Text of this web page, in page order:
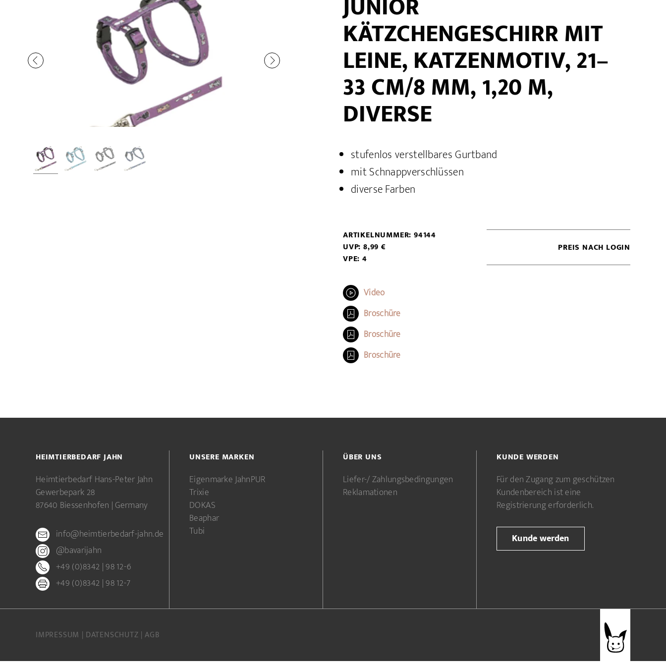
KÄTZCHENGESCHIRR MIT
LEINE, KATZENMOTIV, 21–
33 CM/8 MM, 1,20 M,
DIVERSE
stufenlos verstellbares Gurtband
mit Schnappverschlüssen
diverse Farben
ARTIKELNUMMER: 94144
UVP: 8,99 €
VPE: 4
PREIS NACH LOGIN
Video
Broschüre
Broschüre
Broschüre
HEIMTIERBEDARF JAHN
Heimtierbedarf Hans-Peter Jahn
Gewerbepark 28
87640 Biessenhofen | Germany
info@heimtierbedarf-jahn.de
@bavarijahn
+49 (0)8342 | 98 12-6
+49 (0)8342 | 98 12-7
UNSERE MARKEN
Eigenmarke JahnPUR
Trixie
DOKAS
Beaphar
Tubi
ÜBER UNS
Liefer-/ Zahlungsbedingungen
Reklamationen
KUNDE WERDEN
Für den Zugang zum geschützen
Kundenbereich ist eine
Registrierung erforderlich.
Kunde werden
IMPRESSUM DATENSCHUTZ AGB